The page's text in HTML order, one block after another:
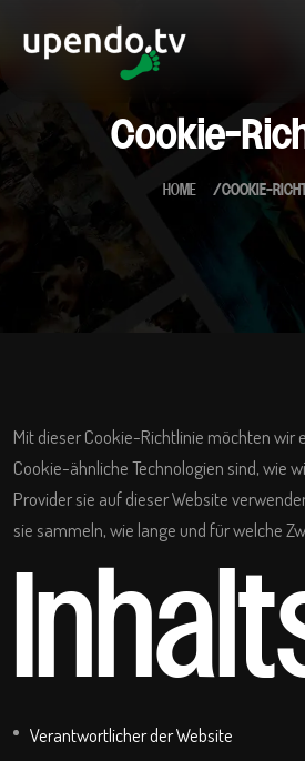
Cookie-
HOME COOKIE-
Mit dieser Cookie-Richtlinie möchten wir
Cookie-ähnliche Technologien sind, wie
Provider sie auf dieser Website
sie sammeln, wie lange und für welche
Verantwortlicher der Website